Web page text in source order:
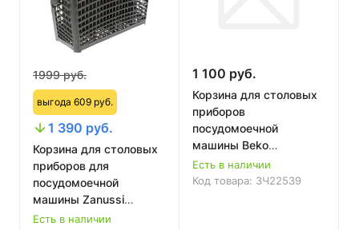
1999 руб.
выгода 609 руб.
1 390 руб.
Корзина для столовых
приборов для
посудомоечной
машины Zanussi
(1170388233),
Есть в наличии
1 100 руб.
Корзина для столовых
приборов
посудомоечной
машины Beko
1883200100
Есть в наличии
Код товара: ЗЧ22539